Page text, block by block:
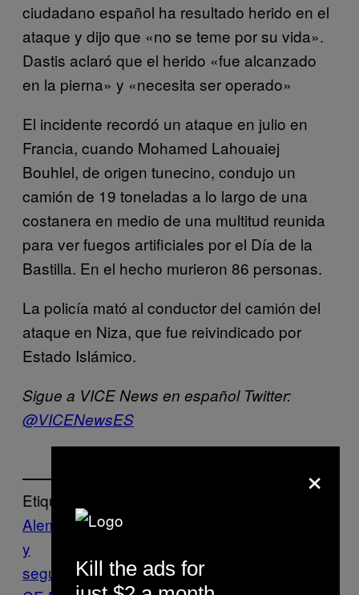
ciudadano español ha resultado herido en el
ataque y dijo que «no se teme por su vida».
Dastis aclaró que el herido «fue alcanzado
en la pierna» y «necesita ser operado»
El incidente recordó un ataque en julio en
Francia, cuando Mohamed Lahouaiej
Bouhlel, de origen tunecino, condujo un
camión de 19 toneladas a lo largo de una
costanera en medio de una multitud reunida
para ver fuegos artificiales por el Día de la
Bastilla. En el hecho murieron 86 personas.
La policía mató al conductor del camión del
ataque en Niza, que fue reivindicado por
Estado Islámico.
Sigue a VICE News en español Twitter:
@VICENewsES
Etiquetado:
Alemania atentado terrorista
y
seguridad Europa islamismo
×
Kill the ads for